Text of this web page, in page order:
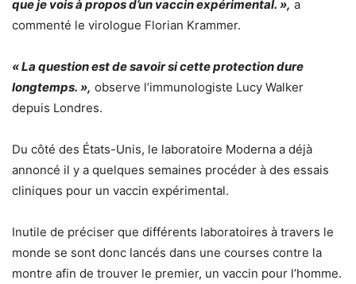
que je vois à propos d’un vaccin expérimental. », a
commenté le virologue Florian Krammer.
« La question est de savoir si cette protection dure
longtemps. », observe l’immunologiste Lucy Walker
depuis Londres.
Du côté des États-Unis, le laboratoire Moderna a déjà
annoncé il y a quelques semaines procéder à des essais
cliniques pour un vaccin expérimental.
Inutile de préciser que différents laboratoires à travers le
monde se sont donc lancés dans une courses contre la
montre afin de trouver le premier, un vaccin pour l’homme.